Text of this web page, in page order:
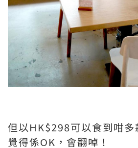
但以HK$298可以食到咁多
覺得係OK，會翻啅！